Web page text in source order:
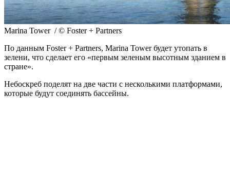
Marina Tower / © Foster + Partners
По данным Foster + Partners, Marina Tower будет утопать в
зелени, что сделает его «первым зеленым высотным зданием в
стране».
Небоскреб поделят на две части с несколькими платформами,
которые будут соединять бассейны.